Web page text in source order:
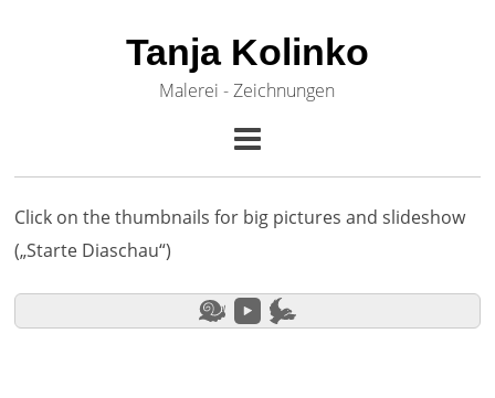
Tanja Kolinko
Malerei - Zeichnungen
Click on the thumbnails for big pictures and slideshow
(„Starte Diaschau“)